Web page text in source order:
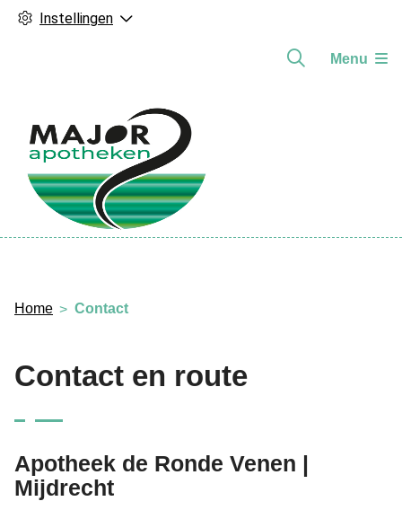
Instellingen
Menu
Home Contact
Contact en route
Apotheek de Ronde Venen |
Mijdrecht